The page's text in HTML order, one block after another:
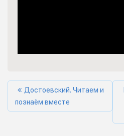
Достоевский. Читаем и
познаём вместе